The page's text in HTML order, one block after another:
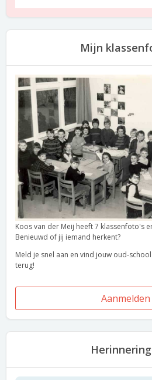
Mijn
Koos van der Meij heeft 7 klassenfoto's
Benieuwd of jij iemand herkent?
Meld je snel aan en vind jouw oud-
terug!
Aanmelden